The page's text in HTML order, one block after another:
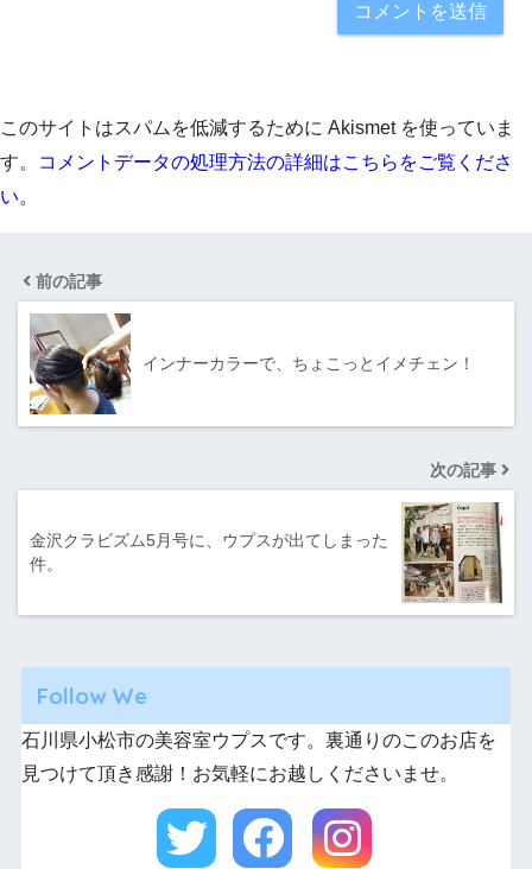
このサイトはスパムを低減するために Akismet を使っていま
す。
コメントデータの処理方法の詳細はこちらをご覧くださ
い。
前の記事
インナーカラーで、ちょこっとイメチェン！
次の記事
金沢クラビズム5月号に、ウプスが出てしまった
件。
Follow We
石川県小松市の美容室ウプスです。裏通りのこのお店を
見つけて頂き感謝！お気軽にお越しくださいませ。